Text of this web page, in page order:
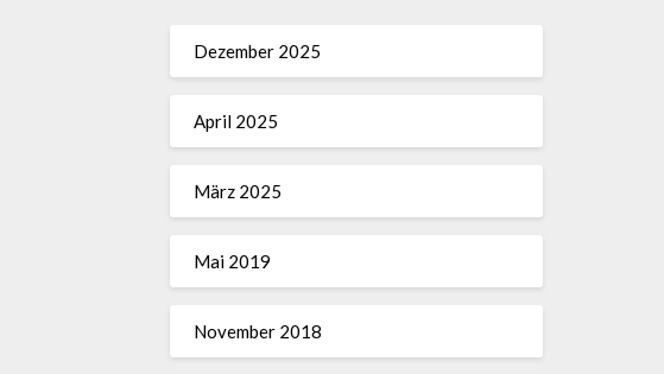
Dezember 2025
April 2025
März 2025
Mai 2019
November 2018